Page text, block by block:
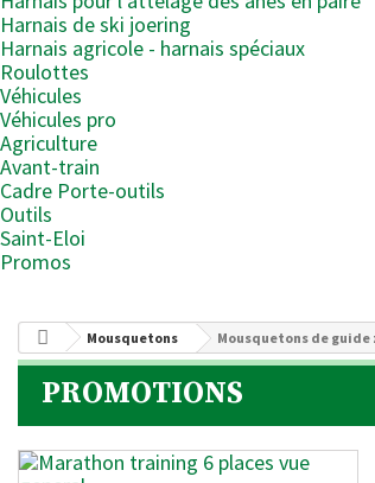
Harnais de ski joering
Harnais agricole - harnais spéciaux
Roulottes
Véhicules
Véhicules pro
Agriculture
Avant-train
Cadre Porte-outils
Outils
Saint-Eloi
Promos
Mousquetons Mousquetons de guide
PROMOTIONS